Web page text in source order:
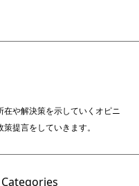
や解決策を示していくオピニ
提言をしていきます。
Categories